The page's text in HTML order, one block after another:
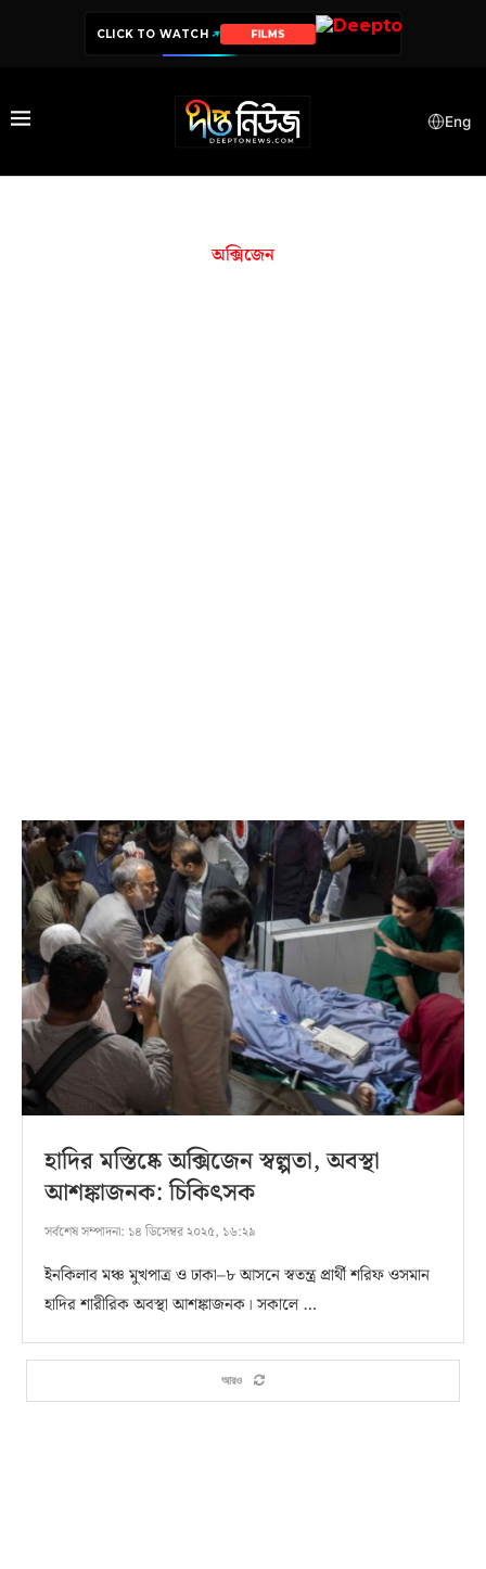
CLICK TO WATCH FILMS
Eng
অক্সিজেন
হাদির মস্তিষ্কে অক্সিজেন স্বল্পতা, অবস্থা
আশঙ্কাজনক: চিকিৎসক
সর্বশেষ সম্পাদনা: ১৪ ডিসেম্বর ২০২৫, ১৬:২৯
ইনকিলাব মঞ্চ মুখপাত্র ও ঢাকা–৮ আসনে স্বতন্ত্র প্রার্থী শরিফ ওসমান
হাদির শারীরিক অবস্থা আশঙ্কাজনক। সকালে …
আরও